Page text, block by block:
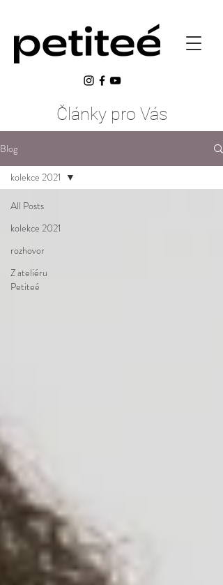
​Články pro Vás
Blog
All Posts
kolekce 2021
rozhovor
Z ateliéru
Petiteé
kolekce 2021